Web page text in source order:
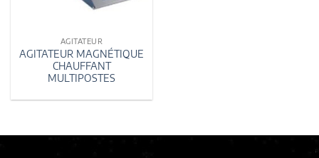
AGITATEUR
AGITATEUR MAGNÉTIQUE
CHAUFFANT
MULTIPOSTES